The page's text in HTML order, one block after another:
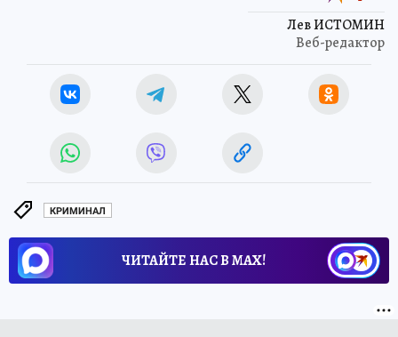
Лев ИСТОМИН
Веб-редактор
КРИМИНАЛ
ЧИТАЙТЕ НАС В МАХ!